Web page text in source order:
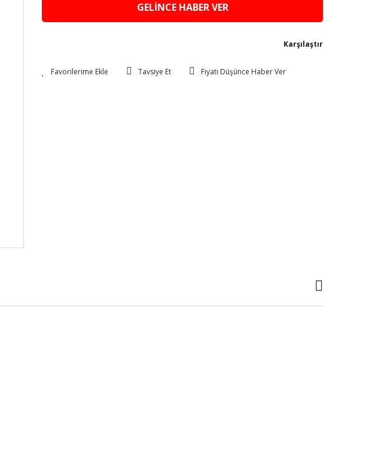
GELİNCE HABER VER
Karşılaştır
Tavsiye Et Fiyatı Düşünce Haber Ver